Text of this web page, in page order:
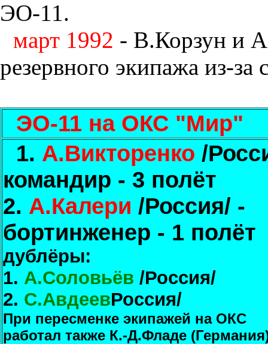
ЭО-11.
март 1992 - В.Корзун и
резервного экипажа из-
ЭО-11 на ОКС "Мир"
1. А.Викторенко /
командир - 3 полёт
2. А.Калери /Россия/ -
бортинженер - 1 полёт
дублёры:
1. А.Соловьёв /Россия/
2. С.АвдеевРоссия/
При пересменке экипажей на ОКС
работал также К.-Д.Фладе